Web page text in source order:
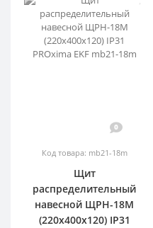
0
Код товара: mb21-18m
Щит
распределительный
навесной ЩРН-18М
(220х400х120) IP31